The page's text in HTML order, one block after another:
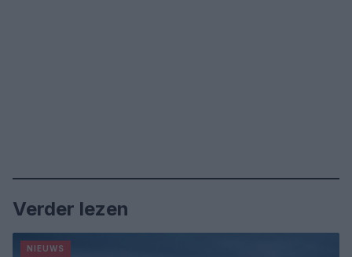
Verder lezen
NIEUWS